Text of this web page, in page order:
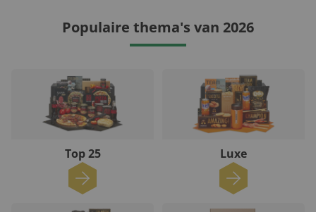
Populaire thema's van 2026
Top 25 Luxe